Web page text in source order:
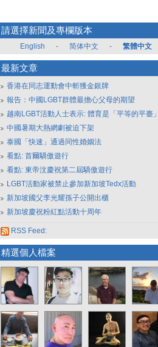
請選擇新聞及專欄版本
English - 简体中文 - 繁體中文
最新文章
香港在同志運動會中斬獲金銀牌
報告：中國LGBT群體最擔心父母的期望
越南LGBT活動人士表示: 體育是「平等的平臺」
中國暑期大熱網劇被迫下架
泰國「快速」通過同性婚姻法
看點: 首爾驕傲遊行
看點: 東帝汶慶祝第二屆驕傲遊行
LGBT活動家被禁止參加新加坡Tedx活動
新加坡國父李光耀孫子公開出櫃
新加坡慶祝粉紅點活動十周年
RSS Feed:
精選個人檔案